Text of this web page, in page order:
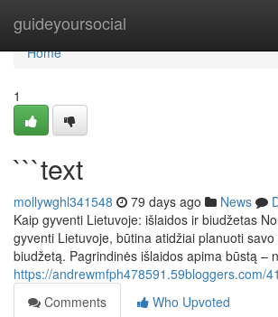
guideyoursocial
Home
Home
1
```text
mollywghl341548 79 days ago News
Kaip gyventi Lietuvoje: išlaidos ir biudžetas
gyventi Lietuvoje, būtina atidžiai planuoti
biudžetą. Pagrindinės išlaidos apima būstą –
https://andrewmfph478591.59bloggers.com/
Comments
Who Upvoted